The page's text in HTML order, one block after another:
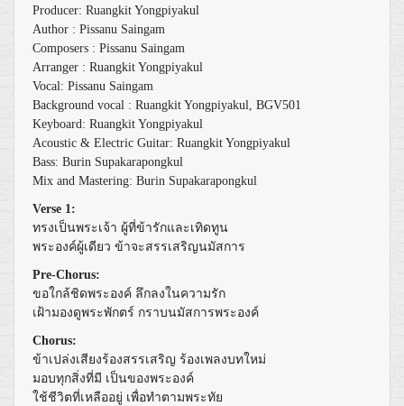
Producer: Ruangkit Yongpiyakul
Author : Pissanu Saingam
Composers : Pissanu Saingam
Arranger : Ruangkit Yongpiyakul
Vocal: Pissanu Saingam
Background vocal : Ruangkit Yongpiyakul, BGV501
Keyboard: Ruangkit Yongpiyakul
Acoustic & Electric Guitar: Ruangkit Yongpiyakul
Bass: Burin Supakarapongkul
Mix and Mastering: Burin Supakarapongkul
Verse 1:
ทรงเป็นพระเจ้า ผู้ที่ข้ารักและเทิดทูน
พระองค์ผู้เดียว ข้าจะสรรเสริญนมัสการ
Pre-Chorus:
ขอใกล้ชิดพระองค์ ลึกลงในความรัก
เฝ้ามองดูพระพักตร์ กราบนมัสการพระองค์
Chorus:
ข้าเปล่งเสียงร้องสรรเสริญ ร้องเพลงบทใหม่
มอบทุกสิ่งที่มี เป็นของพระองค์
ใช้ชีวิตที่เหลืออยู่ เพื่อทำตามพระทัย